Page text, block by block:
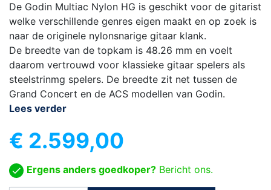
De Godin Multiac Nylon HG is geschikt voor de gitarist
welke verschillende genres eigen maakt en op zoek is
naar de originele nylonsnarige gitaar klank.
De breedte van de topkam is 48.26 mm en voelt
daarom vertrouwd voor klassieke gitaar spelers als
steelstrinmg spelers. De breedte zit net tussen de
Grand Concert en de ACS modellen van Godin.
Lees verder
€ 2.599,00
Ergens anders goedkoper? Bericht ons.